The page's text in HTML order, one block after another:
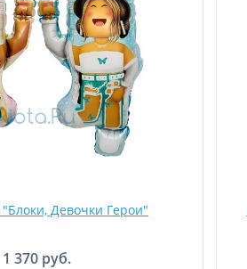
Девочки Герои"
1 370 руб.